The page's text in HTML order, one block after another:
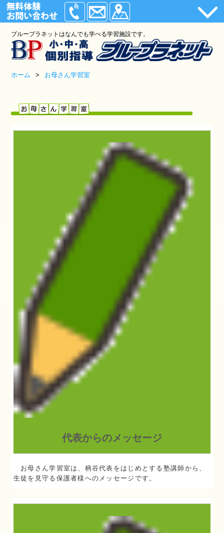
ホーム
小学生
入塾の流れ
ロボット教室(小学・中学)
理科実験教室(小学)
ブループラネットはなんでも学べる学習施設です。
ホーム > お母さん学習室
代表からのメッセージ
お母さん学習室は、柄谷代表をはじめとする塾講師から、
生徒を見守る保護者様へのメッセージです。